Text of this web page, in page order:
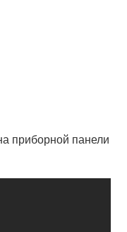
приборной панели